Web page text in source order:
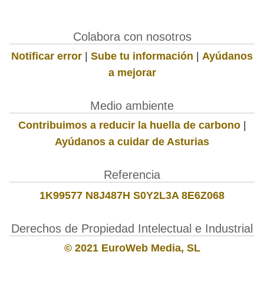
Colabora con nosotros
Notificar error | Sube tu información | Ayúdanos
a mejorar
Medio ambiente
Contribuimos a reducir la huella de carbono|
Ayúdanos a cuidar de Asturias
Referencia
1K99577 N8J487H S0Y2L3A 8E6Z068
Derechos de Propiedad Intelectual e Industrial
© 2021 EuroWeb Media, SL